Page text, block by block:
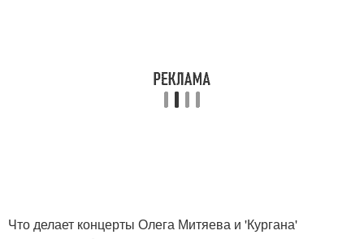
Что делает концерты Олега Митяева и 'Кургана'